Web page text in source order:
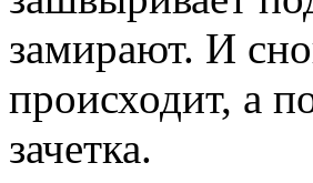
замирают. И
происходит, а
зачетка.